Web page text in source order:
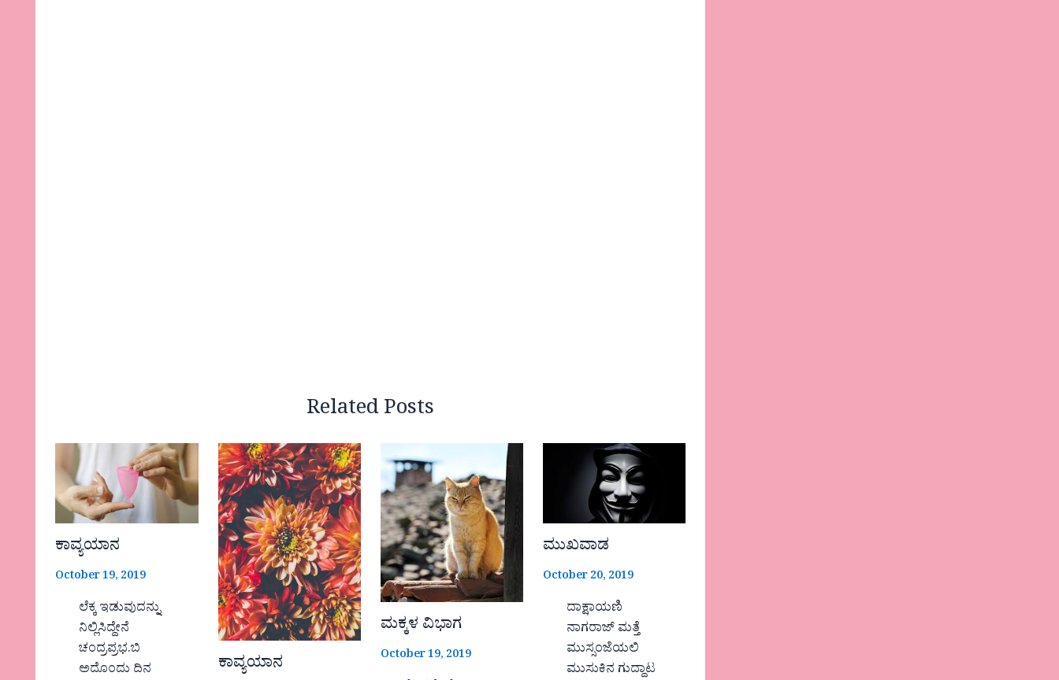
Related Posts
ಕಾವ್ಯಯಾನ
October 19, 2019
ಲೆಕ್ಕ ಇಡುವುದನ್ನು
ನಿಲ್ಲಿಸಿದ್ದೇನೆ
ಚಂದ್ರಪ್ರಭ.ಬಿ
ಅದೊಂದು ದಿನ
ಕಾವ್ಯಯಾನ
ಮಕ್ಕಳ ವಿಭಾಗ
October 19, 2019
ಮುಖವಾಡ
October 20, 2019
ದಾಕ್ಷಾಯಣಿ
ನಾಗರಾಜ್ ಮತ್ತೆ
ಮುಸ್ಸಂಜೆಯಲಿ
ಮುಸುಕಿನ ಗುದ್ದಾಟ